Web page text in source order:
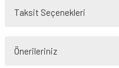
Taksit Seçenekleri
Önerileriniz